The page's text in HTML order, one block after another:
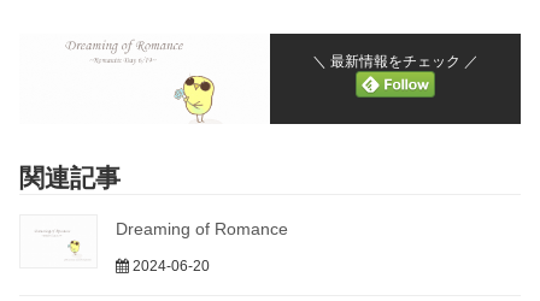
＼ 最新情報をチェック ／
関連記事
Dreaming of Romance
2024-06-20